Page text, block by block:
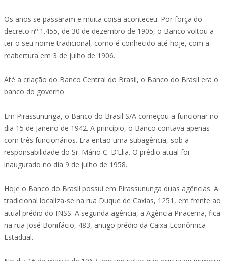
Os anos se passaram e muita coisa aconteceu. Por força do
decreto nº 1.455, de 30 de dezembro de 1905, o Banco voltou a
ter o seu nome tradicional, como é conhecido até hoje, com a
reabertura em 3 de julho de 1906.
Até a criação do Banco Central do Brasil, o Banco do Brasil era o
banco do governo.
Em Pirassununga, o Banco do Brasil S/A começou a funcionar no
dia 15 de Janeiro de 1942. A princípio, o Banco contava apenas
com três funcionários. Era então uma subagência, sob a
responsabilidade do Sr. Mário C. D’Elia. O prédio atual foi
inaugurado no dia 9 de julho de 1958.
Hoje o Banco do Brasil possui em Pirassununga duas agências. A
tradicional localiza-se na rua Duque de Caxias, 1251, em frente ao
atual prédio do INSS. A segunda agência, a Agência Piracema, fica
na rua José Bonifácio, 483, antigo prédio da Caixa Econômica
Estadual.